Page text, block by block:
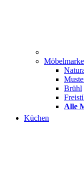
Brühl
Alle
Küchen